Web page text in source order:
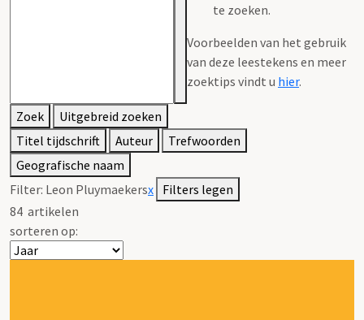
te zoeken.
Voorbeelden van het gebruik
van deze leestekens en meer
zoektips vindt u hier.
Zoek
Uitgebreid zoeken
Titel tijdschrift
Auteur
Trefwoorden
Geografische naam
Filter: Leon Pluymaekersx Filters legen
84 artikelen
sorteren op: